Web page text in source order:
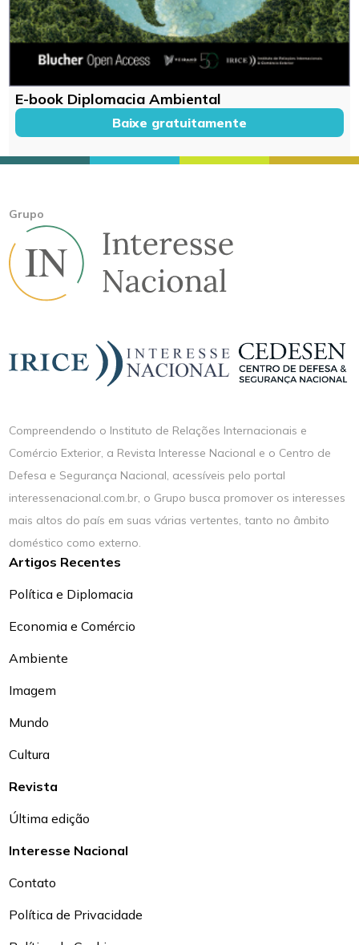
E-book Diplomacia Ambiental
Baixe gratuitamente
Grupo
Compreendendo o Instituto de Relações Internacionais e
Comércio Exterior, a Revista Interesse Nacional e o Centro de
Defesa e Segurança Nacional, acessíveis pelo portal
interessenacional.com.br, o Grupo busca promover os interesses
mais altos do país em suas várias vertentes, tanto no âmbito
doméstico como externo.
Artigos Recentes
Política e Diplomacia
Economia e Comércio
Ambiente
Imagem
Mundo
Cultura
Revista
Última edição
Interesse Nacional
Contato
Política de Privacidade